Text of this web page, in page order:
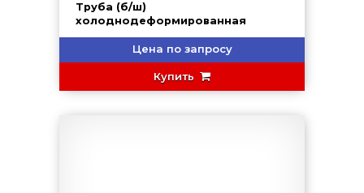
Труба (б/ш)
холоднодеформированная
Цена по запросу
Купить